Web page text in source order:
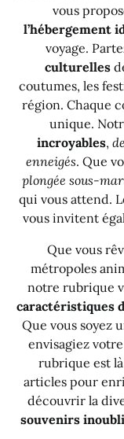
vous
l’hébergement
voyage.
culturelles
coutumes, les
région. Chaque
unique.
incroyables,
enneigés. Que
plongée sous-
qui vous attend.
vous invitent
Que vous
métropoles
notre rubrique
caractéristiques
Que vous soyez
envisagiez
rubrique est
articles pour
découvrir la
souvenirs